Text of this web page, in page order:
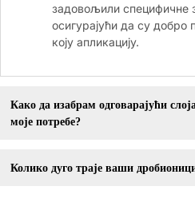
задовољили специфичне
осигурајући да су добро
коју апликацију.
Како да изабрам одговарајући
моје потребе?
Колико дуго траје ваши